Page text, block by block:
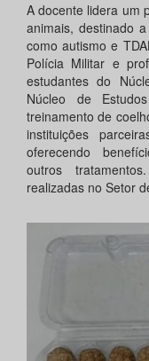
A docente lidera um
animais, destinado
como autismo e
Polícia Militar e
estudantes do
Núcleo de
treinamento de
instituições
oferecendo
outros
realizadas no Setor